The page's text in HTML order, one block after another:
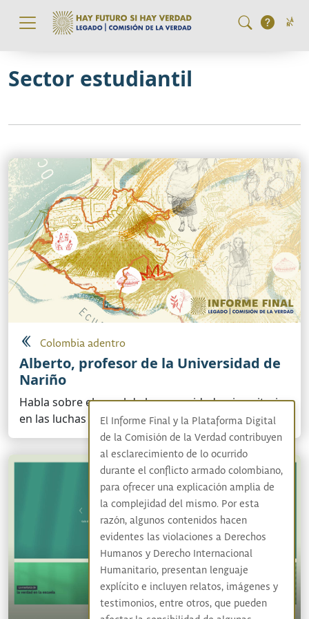
Pasar al contenido principal
Sector estudiantil
Colombia adentro
Alberto, profesor de la Universidad de
Nariño
Habla sobre el papel de la comunidad universitaria
en las luchas sociales.El Informe Final y la Plataforma Digital
de la Comisión de la Verdad contribuyen
al esclarecimiento de lo ocurrido
durante el conflicto armado colombiano,
para ofrecer una explicación amplia de
la complejidad del mismo. Por esta
razón, algunos contenidos hacen
evidentes las violaciones a Derechos
Humanos y Derecho Internacional
Humanitario, presentan lenguaje
explícito e incluyen relatos, imágenes y
testimonios, entre otros, que pueden